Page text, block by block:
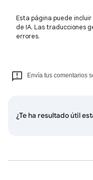
Esta página puede
de IA. Las traducciones
errores.
Envía tus comentarios
¿Te ha resultado útil